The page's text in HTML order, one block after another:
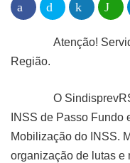
Atenção!
Região.
O
INSS de Passo
Mobilização do INSS.
organização de lutas e